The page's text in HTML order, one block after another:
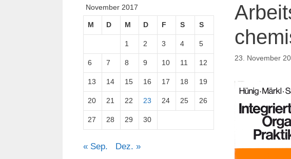
23. November
November 2017
M D M D F S S
1 2 3 4 5
6 7 8 9 10 11 12
13 14 15 16 17 18 19
20 21 22 23 24 25 26
27 28 29 30
« Sep. Dez. »